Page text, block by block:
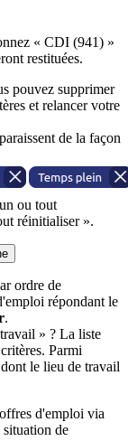
« CDI (941) »
restituées.
pouvez supprimer
et relancer votre
de la façon
ou tout
réinitialiser ».
ordre de
répondant le
.
» ? La liste
Parmi
le lieu de travail
d'emploi via
situation de